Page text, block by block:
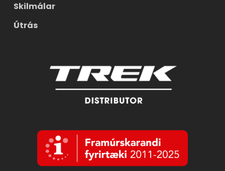
Skilmálar
Útrás